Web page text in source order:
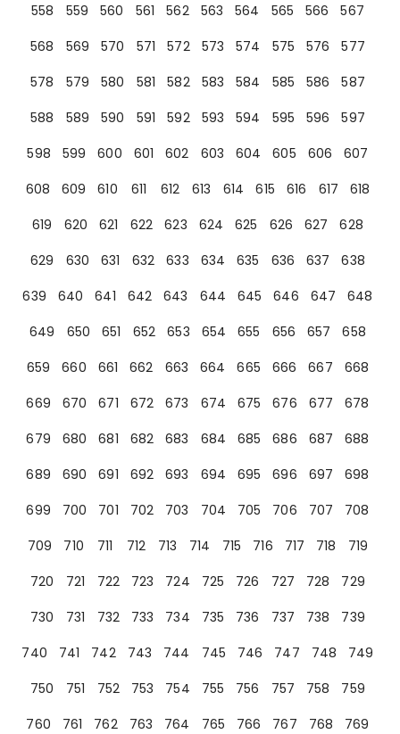
558
559 560 561 562 563 564 565 566
567
568
569 570 571 572 573 574 575 576
577
578
579 580 581 582 583 584 585 586
587
588
589 590 591 592 593 594 595 596
597
598
599 600 601 602 603 604 605 606
607
608
609 610 611 612 613 614 615 616 617
618
619
620 621 622 623 624 625 626 627
628
629
630 631 632 633 634 635 636 637
638
639
640 641 642 643 644 645 646 647
648
649
650 651 652 653 654 655 656 657
658
659
660 661 662 663 664 665 666 667
668
669
670 671 672 673 674 675 676 677
678
679
680 681 682 683 684 685 686 687
688
689
690 691 692 693 694 695 696 697
698
699
700 701 702 703 704 705 706 707
708
709
710 711 712 713 714 715 716 717 718
719
720
721 722 723 724 725 726 727 728
729
730
731 732 733 734 735 736 737 738
739
740
741 742 743 744 745 746 747 748
749
750
751 752 753 754 755 756 757 758
759
760
761 762 763 764 765 766 767 768
769